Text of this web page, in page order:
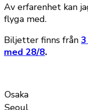
Av erfarenhet kan
flyga med.
Biljetter finns från
med 28/8.
Osaka
Seoul